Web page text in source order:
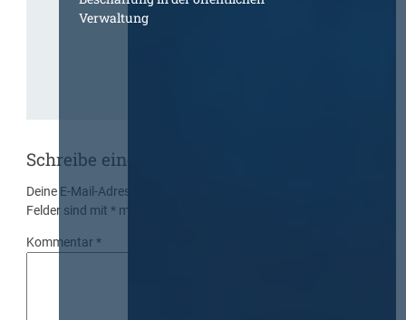
Verwaltung
Schreibe einen Kommentar
Deine E-Mail-Adresse wird nicht veröffentlicht.
Felder sind mit* markiert
Kommentar*